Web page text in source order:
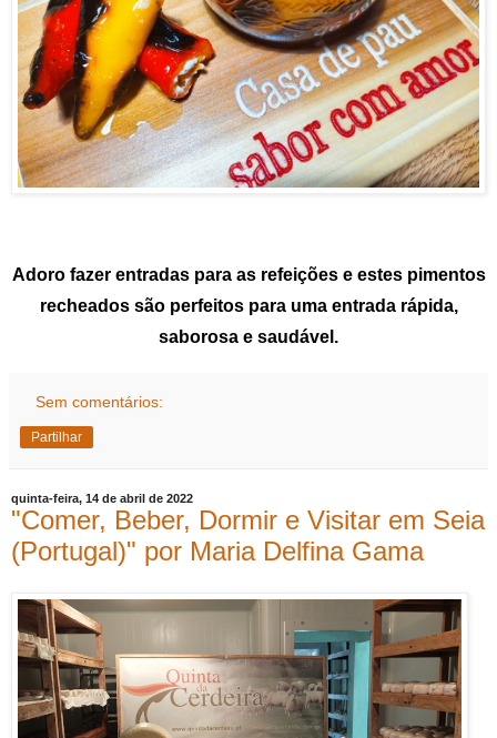
Adoro fazer entradas para as refeições e estes pimentos
recheados são perfeitos para uma entrada rápida,
saborosa e saudável.
Sem comentários:
Partilhar
quinta-feira, 14 de abril de 2022
"Comer, Beber, Dormir e Visitar em Seia
(Portugal)" por Maria Delfina Gama